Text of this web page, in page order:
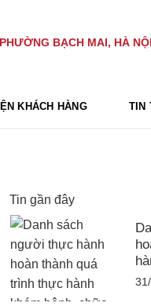
BẠCH MAI, HÀ NỘI
KHÁCH HÀNG TIN
Tin gần đây